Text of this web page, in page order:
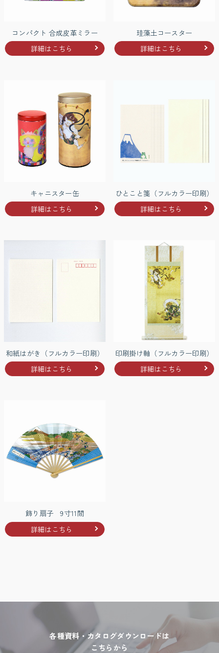
コンパクト 合成皮革ミラー
詳細はこちら
珪藻土コースター
詳細はこちら
キャニスター缶
詳細はこちら
ひとこと箋（フルカラー印刷）
詳細はこちら
和紙はがき（フルカラー印刷）
詳細はこちら
印刷掛け軸（フルカラー印刷）
詳細はこちら
飾り扇子 9寸11間
詳細はこちら
各種資料・カタログダウンロードは
こちらから